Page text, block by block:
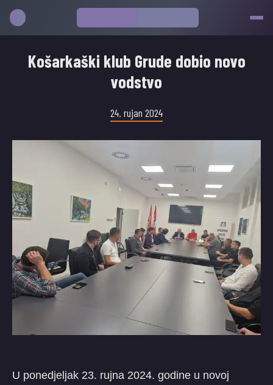
Košarkaški klub Grude dobio novo
vodstvo
24. rujan 2024
U ponedjeljak 23. rujna 2024. godine u novoj